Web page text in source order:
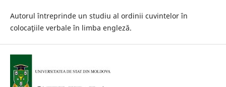
Autorul întreprinde un studiu al ordinii cuvintelor în
colocaţiile verbale în limba engleză.